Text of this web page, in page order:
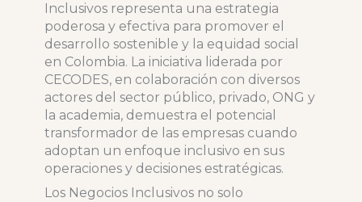
Inclusivos representa una estrategia
poderosa y efectiva para promover el
desarrollo sostenible y la equidad social
en Colombia. La iniciativa liderada por
CECODES, en colaboración con diversos
actores del sector público, privado, ONG y
la academia, demuestra el potencial
transformador de las empresas cuando
adoptan un enfoque inclusivo en sus
operaciones y decisiones estratégicas.
Los Negocios Inclusivos no solo